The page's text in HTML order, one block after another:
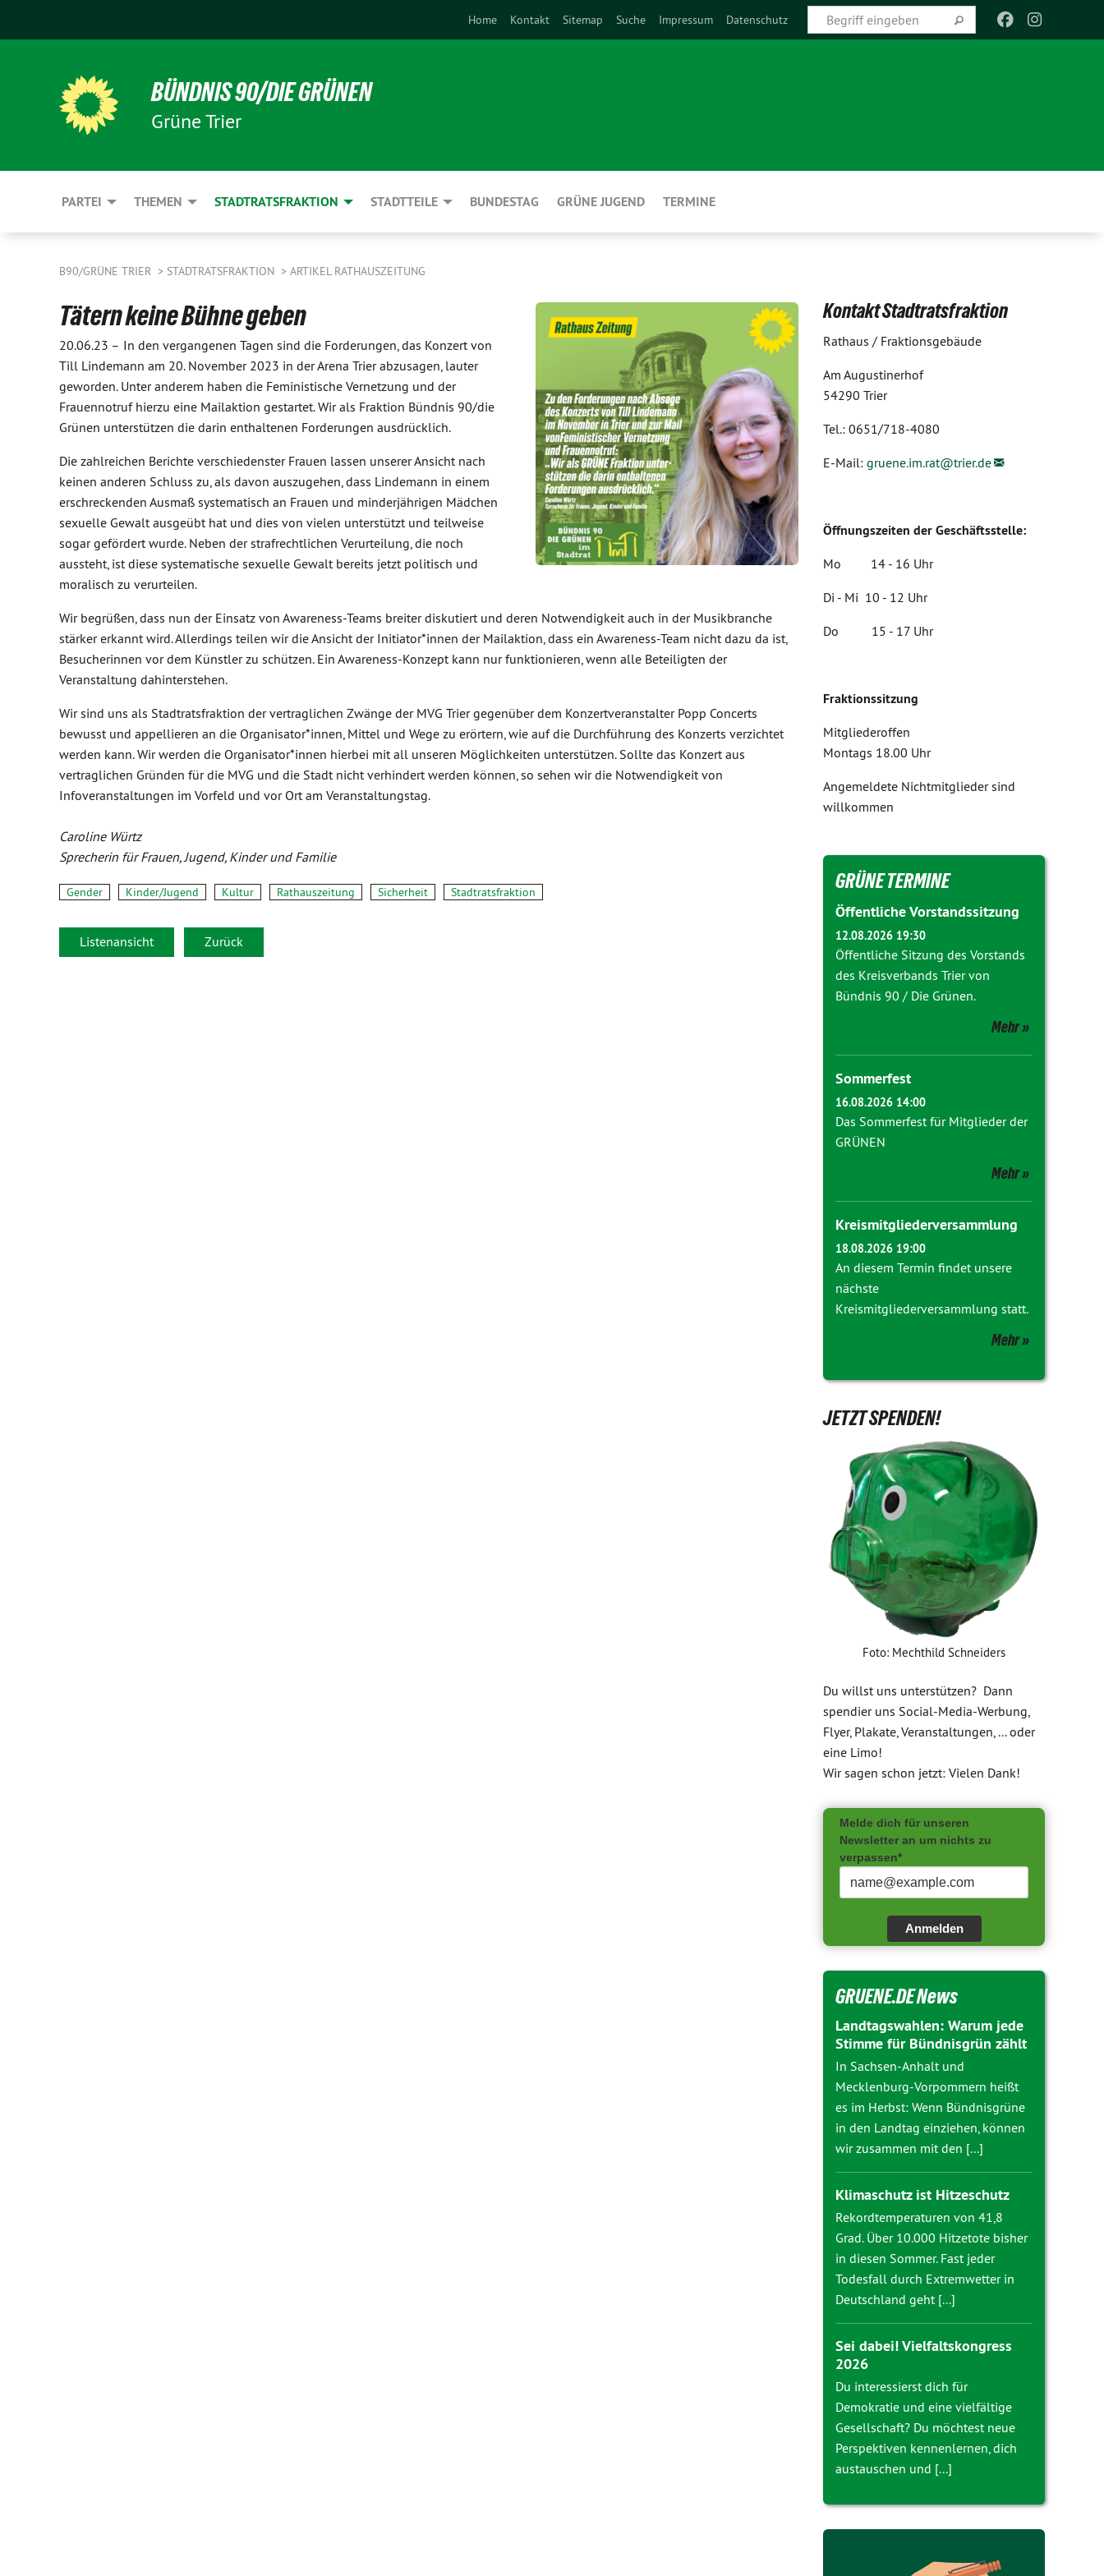
Home Kontakt Sitemap Suche Impressum Datenschutz
BÜNDNIS 90/DIE GRÜNEN
Grüne Trier
PARTEI THEMEN STADTRATSFRAKTION STADTTEILE BUNDESTAG GRÜNE JUGEND TERMINE
B90/GRÜNE TRIER STADTRATSFRAKTION ARTIKEL RATHAUSZEITUNG
Tätern keine Bühne geben
20.06.23 – In den vergangenen Tagen sind die Forderungen, das Konzert von
Till Lindemann am 20. November 2023 in der Arena Trier abzusagen, lauter
geworden. Unter anderem haben die Feministische Vernetzung und der
Frauennotruf hierzu eine Mailaktion gestartet. Wir als Fraktion Bündnis 90/die
Grünen unterstützen die darin enthaltenen Forderungen ausdrücklich.
Die zahlreichen Berichte verschiedenster Frauen lassen unserer Ansicht nach
keinen anderen Schluss zu, als davon auszugehen, dass Lindemann in einem
erschreckenden Ausmaß systematisch an Frauen und minderjährigen Mädchen
sexuelle Gewalt ausgeübt hat und dies von vielen unterstützt und teilweise
sogar gefördert wurde. Neben der strafrechtlichen Verurteilung, die noch
aussteht, ist diese systematische sexuelle Gewalt bereits jetzt politisch und
moralisch zu verurteilen.
Wir begrüßen, dass nun der Einsatz von Awareness-Teams breiter diskutiert und deren Notwendigkeit auch in der Musikbranche
stärker erkannt wird. Allerdings teilen wir die Ansicht der Initiator*innen der Mailaktion, dass ein Awareness-Team nicht dazu da ist,
Besucherinnen vor dem Künstler zu schützen. Ein Awareness-Konzept kann nur funktionieren, wenn alle Beteiligten der
Veranstaltung dahinterstehen.
Wir sind uns als Stadtratsfraktion der vertraglichen Zwänge der MVG Trier gegenüber dem Konzertveranstalter Popp Concerts
bewusst und appellieren an die Organisator*innen, Mittel und Wege zu erörtern, wie auf die Durchführung des Konzerts verzichtet
werden kann. Wir werden die Organisator*innen hierbei mit all unseren Möglichkeiten unterstützen. Sollte das Konzert aus
vertraglichen Gründen für die MVG und die Stadt nicht verhindert werden können, so sehen wir die Notwendigkeit von
Infoveranstaltungen im Vorfeld und vor Ort am Veranstaltungstag.
Caroline Würtz
Sprecherin für Frauen, Jugend, Kinder und Familie
Gender Kinder/Jugend Kultur Rathauszeitung Sicherheit Stadtratsfraktion
Listenansicht Zurück
Kontakt Stadtratsfraktion
Rathaus / Fraktionsgebäude
Am Augustinerhof
54290 Trier
Tel.: 0651/718-4080
E-Mail: gruene.im.rat@trier.de
Öffnungszeiten der Geschäftsstelle:
Mo 14 - 16 Uhr
Di - Mi 10 - 12 Uhr
Do 15 - 17 Uhr
Fraktionssitzung
Mitgliederoffen
Montags 18.00 Uhr
Angemeldete Nichtmitglieder sind
willkommen
GRÜNE TERMINE
Öffentliche Vorstandssitzung
12.08.2026 19:30
Öffentliche Sitzung des Vorstands
des Kreisverbands Trier von
Bündnis 90 / Die Grünen.
Mehr
Sommerfest
16.08.2026 14:00
Das Sommerfest für Mitglieder der
GRÜNEN
Mehr
Kreismitgliederversammlung
18.08.2026 19:00
An diesem Termin findet unsere
nächste
Kreismitgliederversammlung statt.
Mehr
JETZT SPENDEN!
Foto: Mechthild Schneiders
Du willst uns unterstützen? Dann
spendier uns Social-Media-Werbung,
Flyer, Plakate, Veranstaltungen, ... oder
eine Limo!
Wir sagen schon jetzt: Vielen Dank!
Melde dich für unseren
Newsletter an um nichts zu
verpassen*
Anmelden
GRUENE.DE News
Landtagswahlen: Warum jede
Stimme für Bündnisgrün zählt
In Sachsen-Anhalt und
Mecklenburg-Vorpommern heißt
es im Herbst: Wenn Bündnisgrüne
in den Landtag einziehen, können
wir zusammen mit den [...]
Klimaschutz ist Hitzeschutz
Rekordtemperaturen von 41,8
Grad. Über 10.000 Hitzetote bisher
in diesen Sommer. Fast jeder
Todesfall durch Extremwetter in
Deutschland geht [...]
Sei dabei! Vielfaltskongress
2026
Du interessierst dich für
Demokratie und eine vielfältige
Gesellschaft? Du möchtest neue
Perspektiven kennenlernen, dich
austauschen und [...]